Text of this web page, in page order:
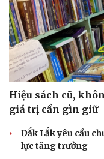
Hiệu sách cũ,
giá trị cần gìn giữ
Đắk Lắk yêu cầu
lực tăng trưởng